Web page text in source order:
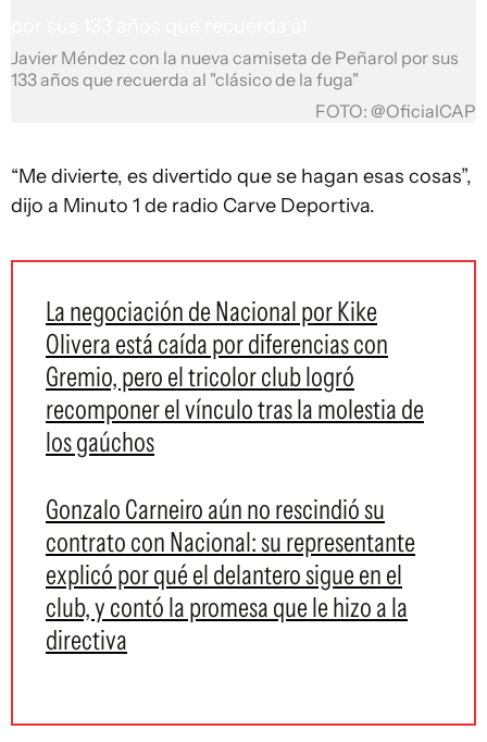
Javier Méndez con la nueva camiseta de Peñarol por sus
133 años que recuerda al "clásico de la fuga"
FOTO: @OficialCAP
“Me divierte, es divertido que se hagan esas cosas”,
dijo a Minuto 1 de radio Carve Deportiva.
La negociación de Nacional por Kike
Olivera está caída por diferencias con
Gremio, pero el tricolor club logró
recomponer el vínculo tras la molestia de
los gaúchos
Gonzalo Carneiro aún no rescindió su
contrato con Nacional: su representante
explicó por qué el delantero sigue en el
club, y contó la promesa que le hizo a la
directiva